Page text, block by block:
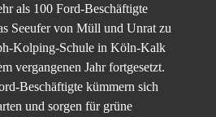
als 100 Ford-Beschäftigte
Seeufer von Müll und Unrat zu
Kolping-Schule in Köln-Kalk
vergangenen Jahr fortgesetzt.
Beschäftigte kümmern sich
und sorgen für grüne